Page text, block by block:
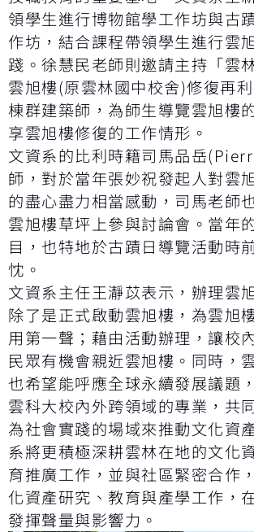
領學生進行博物館學工作坊與古
作坊，結合課程帶領學生進行雲
踐。徐慧民老師則邀請主持「雲
雲旭樓(原雲林國中校舍)修復再
棟群建築師，為師生導覽雲旭樓
享雲旭樓修復的工作情形。
文資系的比利時籍司馬品岳
師，對於當年張妙祝發起人對雲
的盡心盡力相當感動，司馬老師
雲旭樓草坪上參與討論會。當年
目，也特地於古蹟日導覽活動時
忱。
文資系主任王瀞苡表示，辦理雲
除了是正式啟動雲旭樓，為雲旭
用第一聲；藉由活動辦理，讓校
民眾有機會親近雲旭樓。同時，
也希望能呼應全球永續發展議題
雲科大校內外跨領域的專業，共
為社會實踐的場域來推動文化資
系將更積極深耕雲林在地的文化
育推廣工作，並與社區緊密合作
化資產研究、教育與產學工作，
發揮聲量與影響力。